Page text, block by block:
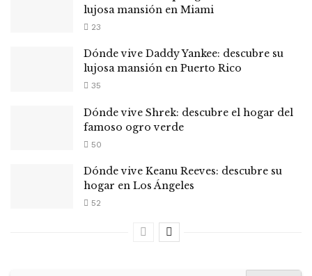
lujosa mansión en Miami
23
Dónde vive Daddy Yankee: descubre su
lujosa mansión en Puerto Rico
35
Dónde vive Shrek: descubre el hogar del
famoso ogro verde
50
Dónde vive Keanu Reeves: descubre su
hogar en Los Ángeles
52